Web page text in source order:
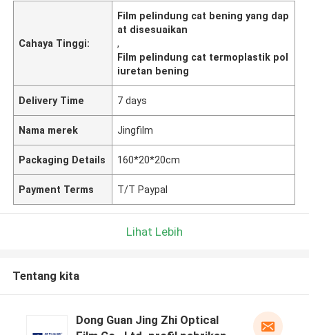
Cahaya Tinggi:
Film pelindung cat bening yang dap
at disesuaikan
,
Film pelindung cat termoplastik pol
iuretan bening
Delivery Time 7 days
Nama merek Jingfilm
Packaging Details 160*20*20cm
Payment Terms T/T Paypal
Lihat Lebih
Tentang kita
Dong Guan Jing Zhi Optical